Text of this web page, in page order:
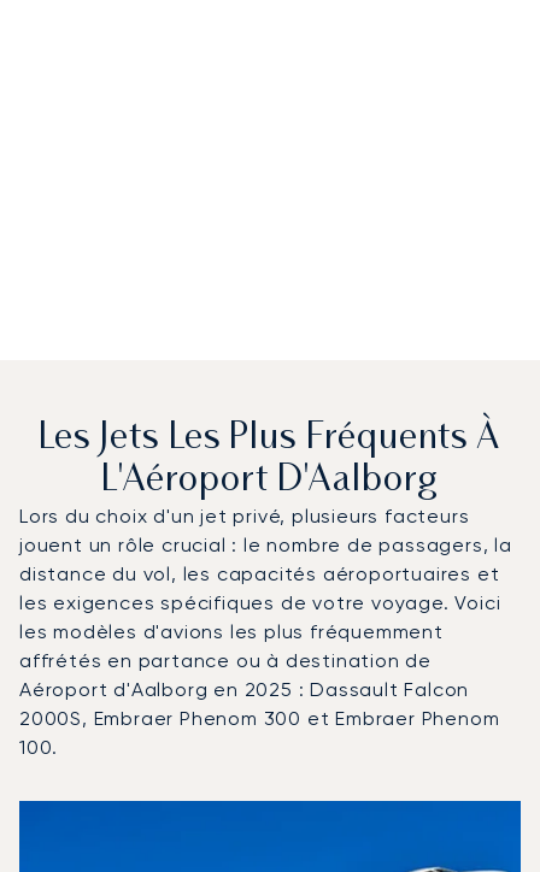
Les Jets Les Plus Fréquents À
L'Aéroport D'Aalborg
Lors du choix d'un jet privé, plusieurs facteurs
jouent un rôle crucial : le nombre de passagers, la
distance du vol, les capacités aéroportuaires et
les exigences spécifiques de votre voyage. Voici
les modèles d'avions les plus fréquemment
affrétés en partance ou à destination de
Aéroport d'Aalborg en 2025 : Dassault Falcon
2000S, Embraer Phenom 300 et Embraer Phenom
100.